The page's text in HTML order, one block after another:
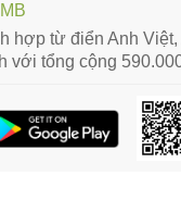
hợp từ điển Anh
với tổng cộng